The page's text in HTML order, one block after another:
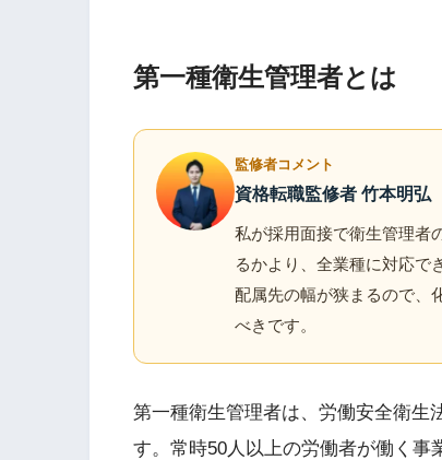
第一種衛生管理者とは
監修者コメント
資格転職監修者 竹本明弘
私が採用面接で衛生管理者
るかより、全業種に対応で
配属先の幅が狭まるので、
べきです。
第一種衛生管理者は、労働安全衛生
す。常時50人以上の労働者が働く